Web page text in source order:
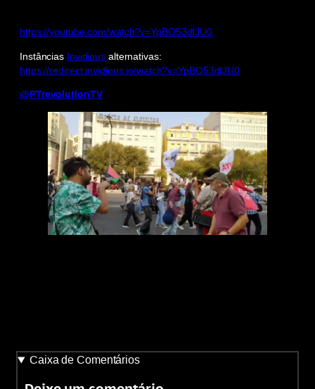
https://youtube.com/watch?v=YpBO53dfJU0
Instâncias Invidious alternativas:
https://redirect.invidious.io/watch?v=YpBO53dfJU0
@PTrevolutionTV
Caixa de Comentários